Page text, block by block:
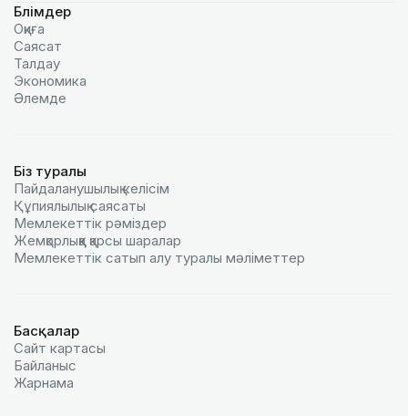
Бөлімдер
Оқиға
Саясат
Талдау
Экономика
Әлемде
Біз туралы
Пайдаланушылық келiciм
Құпиялылық саясаты
Мемлекеттік рәміздер
Жемқорлыққа қарсы шаралар
Мемлекеттік сатып алу туралы мәлiметтер
Басқалар
Сайт картасы
Байланыс
Жарнама